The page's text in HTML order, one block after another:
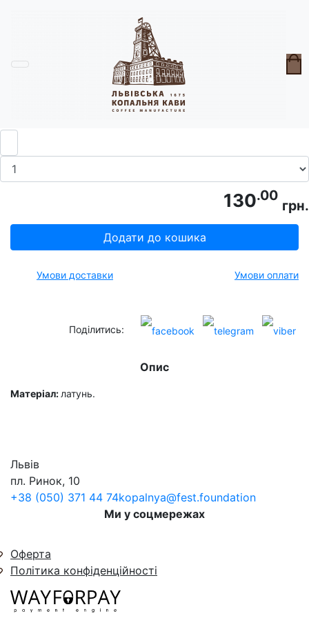
Брелок "Кирка"
130.00
грн.
Додати до кошика
Умови доставки Умови оплати
Поділитись:
Опис
Матеріал: латунь.
Львів
пл. Ринок, 10
+38 (050) 371 44 74kopalnya@fest.foundation
Ми у соцмережах
Оферта
Політика конфіденційності